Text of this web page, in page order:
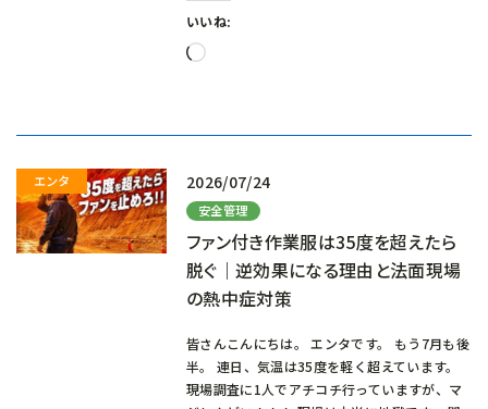
いいね:
読
2026/07/24
安全管理
ファン付き作業服は35度を超えたら
脱ぐ｜逆効果になる理由と法面現場
の熱中症対策
皆さんこんにちは。 エンタです。 もう7月も後
半。 連日、気温は35度を軽く超えています。
現場調査に1人でアチコチ行っていますが、マ